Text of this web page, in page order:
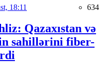
18:11 634
Qazaxıstan və
sahillərini fiber-